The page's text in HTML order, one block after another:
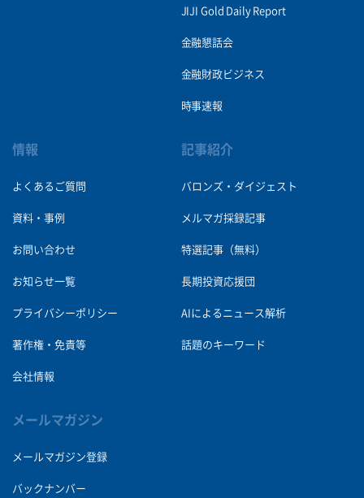
JIJI Gold Daily Report
金融懇話会
金融財政ビジネス
時事速報
情報
よくあるご質問
資料・事例
お問い合わせ
お知らせ一覧
プライバシーポリシー
著作権・免責等
会社情報
記事紹介
バロンズ・ダイジェスト
メルマガ採録記事
特選記事（無料）
長期投資応援団
AIによるニュース解析
話題のキーワード
メールマガジン
メールマガジン登録
バックナンバー